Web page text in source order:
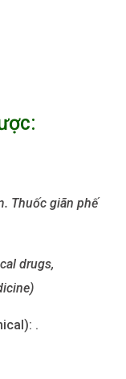
Thuốc giãn phế
drugs,
.